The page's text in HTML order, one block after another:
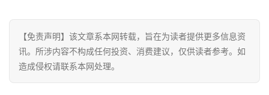
汽
【免责声明】该文章系本网转载，旨在为读者提供更多信息资
讯。所涉内容不构成任何投资、消费建议，仅供读者参考。如
造成侵权请联系本网处理。